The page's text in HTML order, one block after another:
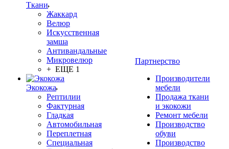
Ткани
Жаккард
Велюр
Искусственная
замша
Антивандальные
Микровелюр
+ ЕЩЕ 1
Экокожа
Рептилии
Фактурная
Гладкая
Автомобильная
Переплетная
Специальная
Партнерство
Производители
мебели
Продажа ткани
и экокожи
Ремонт мебели
Производство
обуви
Производство